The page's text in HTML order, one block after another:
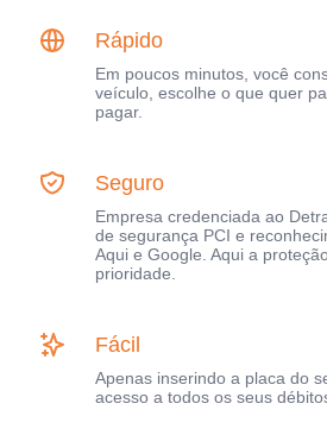
Rápido
Em poucos minutos, você
veículo, escolhe o que quer
pagar.
Seguro
Empresa credenciada ao
de segurança PCI e
Aqui e Google. Aqui a
prioridade.
Fácil
Apenas inserindo a placa do
acesso a todos os seus